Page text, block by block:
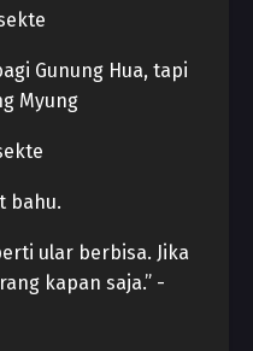
Gunung Hua, tapi
Myung
bahu.
ular berbisa. Jika
kapan saja.” -